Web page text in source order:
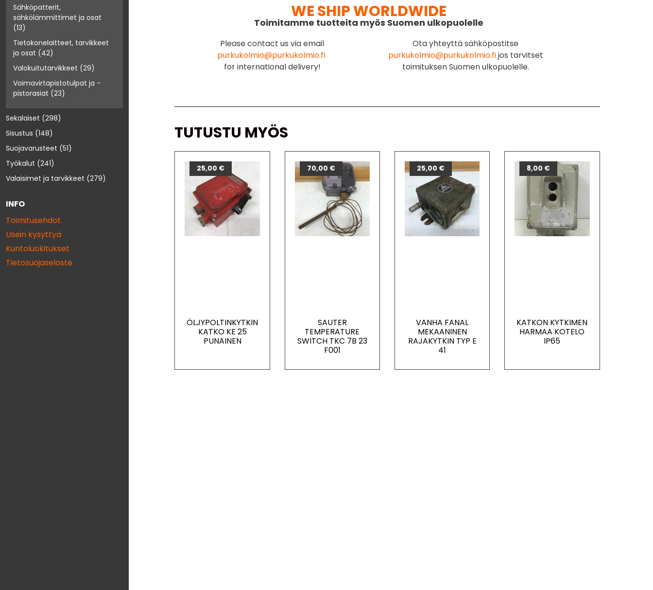
Sähköpatterit,
sähkölämmittimet ja osat
(13)
Tietokonelaitteet, tarvikkeet
ja osat (42)
Valokuitutarvikkeet (29)
Voimavirtapistotulpat ja -
pistorasiat (23)
Sekalaiset (298)
Sisustus (148)
Suojavarusteet (51)
Työkalut (241)
Valaisimet ja tarvikkeet (279)
INFO
Toimitusehdot
Usein kysyttyä
Kuntoluokitukset
Tietosuojaseloste
WE SHIP WORLDWIDE
Toimitamme tuotteita myös Suomen ulkopuolelle
Please contact us via email
purkukolmio@purkukolmio.fi
for international delivery!
Ota yhteyttä sähköpostitse
purkukolmio@purkukolmio.fijos tarvitset
toimituksen Suomen ulkopuolelle.
TUTUSTU MYÖS
ÖLJYPOLTINKYTKIN
KATKO KE 25
PUNAINEN
25,00 €
SAUTER
TEMPERATURE
SWITCH TKC 7B 23
F001
70,00 €
VANHA FANAL
MEKAANINEN
RAJAKYTKIN TYP E
41
25,00 €
KATKON KYTKIMEN
HARMAA KOTELO
IP65
8,00 €